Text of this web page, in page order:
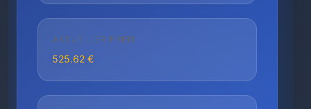
AKTUELLER PREIS
525.62 €